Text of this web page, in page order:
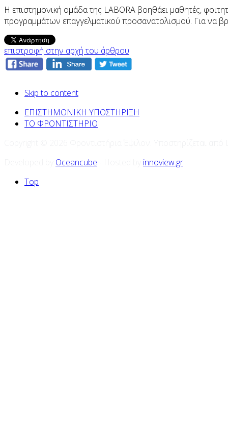
Η επιστημονική ομάδα της LABORA βοηθάει μαθητές,
προγραμμάτων επαγγελματικού προσανατολισμού. Για να
επιστροφή στην αρχή του άρθρου
Skip to content
ΕΠΙΣΤΗΜΟΝΙΚΗ ΥΠΟΣΤΗΡΙΞΗ
ΤΟ ΦΡΟΝΤΙΣΤΗΡΙΟ
Oceancube
innoview.gr
Top